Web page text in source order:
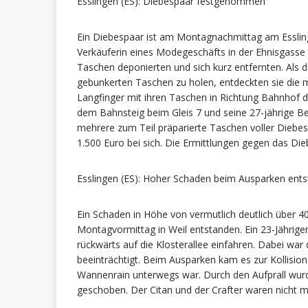
Ein Diebespaar ist am Montagnachmittag am
Verkäuferin eines Modegeschäfts in der
Taschen deponierten und sich kurz entfernten.
gebunkerten Taschen zu holen, entdeckten sie
Langfinger mit ihren Taschen in Richtung
dem Bahnsteig beim Gleis 7 und seine 27-jährige
mehrere zum Teil präparierte Taschen voller
1.500 Euro bei sich. Die Ermittlungen gegen das
Esslingen (ES): Hoher Schaden beim Ausparken
Ein Schaden in Höhe von vermutlich deutlich über
Montagvormittag in Weil entstanden. Ein 23-
rückwärts auf die Klosterallee einfahren. Dabei
beeinträchtigt. Beim Ausparken kam es zur
Wannenrain unterwegs war. Durch den Aufprall
geschoben. Der Citan und der Crafter waren nicht